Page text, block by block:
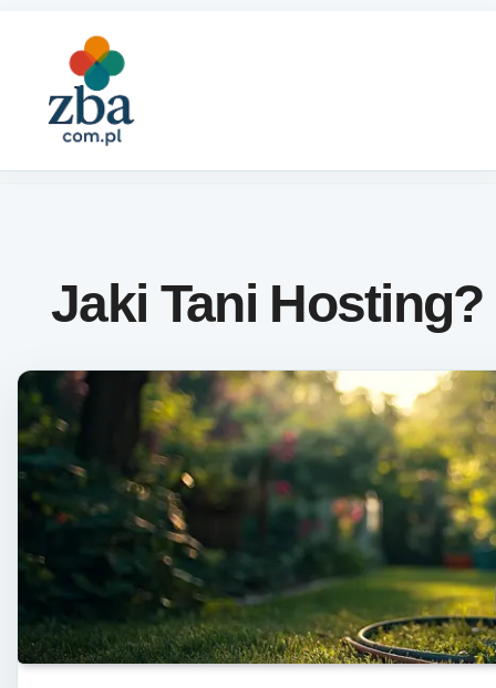
Jaki Tani Hosting?